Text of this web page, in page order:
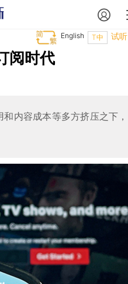
试听
T中
English
阅时代
内容成本等多方挤压之下，